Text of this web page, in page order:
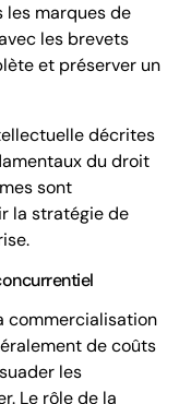
les marques de
les brevets
et préserver un
décrites
du droit
sont
la stratégie de
commercialisation
de coûts
les
Le rôle de la